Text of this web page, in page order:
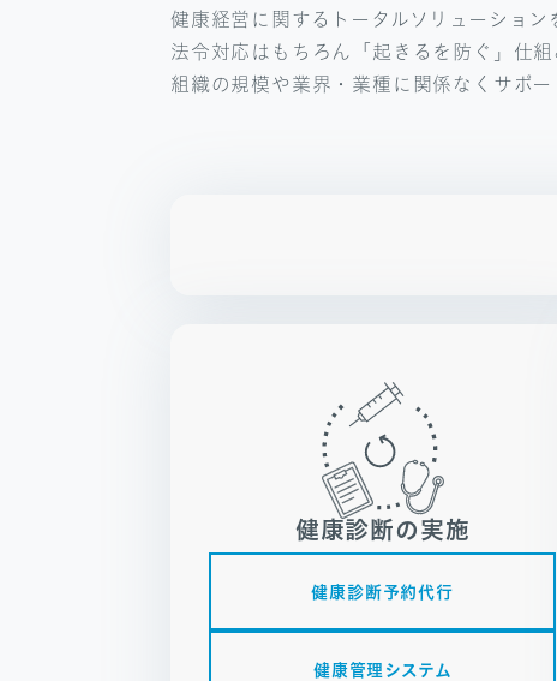
健康経営に関するトータルソリューション
法令対応はもちろん「起きるを防ぐ」仕組
組織の規模や業界・業種に関係なくサポー
健康診断の実施
健康診断予約代行
健康管理システム